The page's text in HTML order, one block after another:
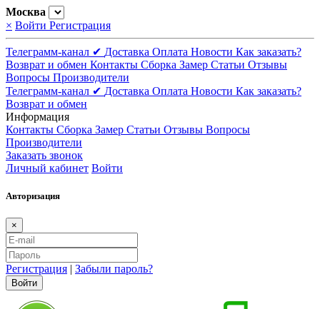
Москва
× Войти Регистрация
Телеграмм-канал ✔ Доставка Оплата Новости Как заказать?
Возврат и обмен Контакты Сборка Замер Статьи Отзывы
Вопросы Производители
Телеграмм-канал ✔ Доставка Оплата Новости Как заказать?
Возврат и обмен
Информация
Контакты Сборка Замер Статьи Отзывы Вопросы
Производители
Заказать звонок
Личный кабинет Войти
Авторизация
×
Регистрация | Забыли пароль?
Войти